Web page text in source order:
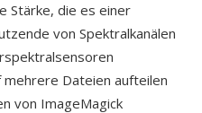
Stärke, die es einer
von Spektralkanälen
mehrere Dateien aufteilen
von ImageMagick